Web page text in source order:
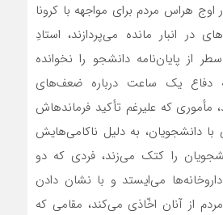
هراس مردم برای مواجهه با کرونا
در انبار مانده می‌پردازند، استادِ
از پایان‌نامه دانشجو را نخوانده
یک ساعت درباره ضعف‌های
مأموری که علیرغم تأکید فرمانده‏اش
با دانشجویان، به دلیل ناکامی‌هایش
را کتک می‌زند، فردی که دو
می‌ایستد و با نشان دادن
از آنان اخّاذی می‌کند، مقامی که